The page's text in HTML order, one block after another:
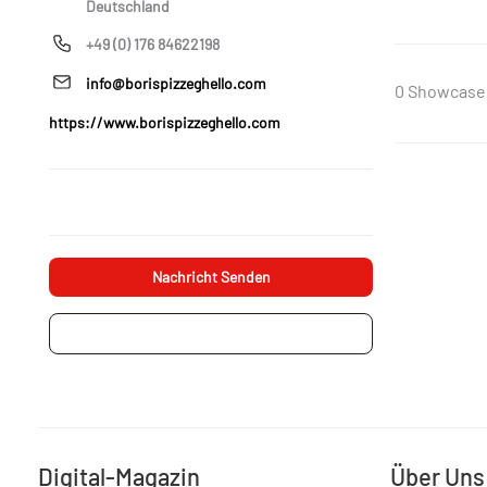
Deutschland
+49 (0) 176 84622198
info@borispizzeghello.com
https://www.borispizzeghello.com
Nachricht Senden
0
Digital-Magazin Über Uns